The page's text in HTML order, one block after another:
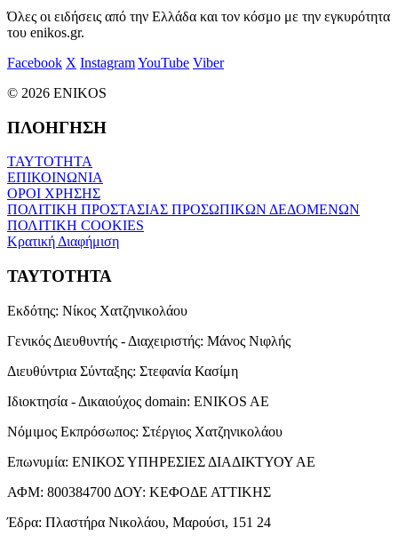
Όλες οι ειδήσεις από την Ελλάδα και τον κόσμο με την εγκυρότητα
του enikos.gr.
Facebook X InstagramYouTube Viber
© 2026 ENIKOS
ΠΛΟΗΓΗΣΗ
ΤΑΥΤΟΤΗΤΑ
ΕΠΙΚΟΙΝΩΝΙΑ
ΟΡΟΙ ΧΡΗΣΗΣ
ΠΟΛΙΤΙΚΗ ΠΡΟΣΤΑΣΙΑΣ ΠΡΟΣΩΠΙΚΩΝ ΔΕΔΟΜΕΝΩΝ
ΠΟΛΙΤΙΚΗ COOKIES
Κρατική Διαφήμιση
ΤΑΥΤΟΤΗΤΑ
Εκδότης: Νίκος Χατζηνικολάου
Γενικός Διευθυντής - Διαχειριστής: Μάνος Νιφλής
Διευθύντρια Σύνταξης: Στεφανία Κασίμη
Ιδιοκτησία - Δικαιούχος domain: ENIKOS AE
Νόμιμος Εκπρόσωπος: Στέργιος Χατζηνικολάου
Επωνυμία: ΕΝΙΚΟΣ ΥΠΗΡΕΣΙΕΣ ΔΙΑΔΙΚΤΥΟΥ ΑΕ
ΑΦΜ: 800384700 ΔΟΥ: ΚΕΦΟΔΕ ΑΤΤΙΚΗΣ
Έδρα: Πλαστήρα Νικολάου, Μαρούσι, 151 24